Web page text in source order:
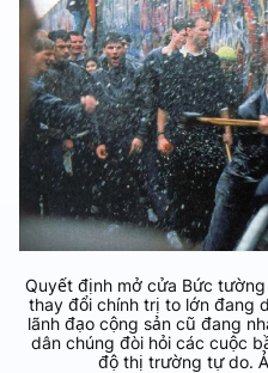
Quyết định mở cửa Bức
thay đổi chính trị to lớn đang
lãnh đạo cộng sản cũ đang
dân chúng đòi hỏi các cuộc
độ thị trường tự do.